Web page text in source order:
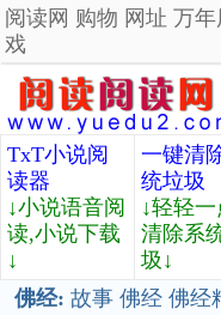
阅读网 购物 网址 万年
戏
TxT小说阅
读器
↓小说语音阅
读,小说下载
↓
一键清
统垃圾
↓轻轻一
清除系
圾↓
佛经: 故事 佛经 佛经